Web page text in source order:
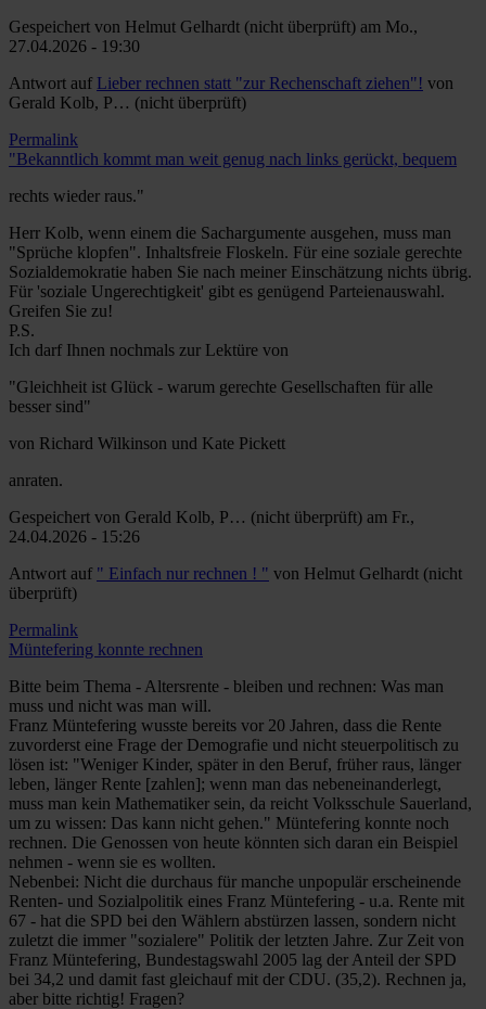
Gespeichert von Helmut Gelhardt (nicht überprüft) am Mo.,
27.04.2026 - 19:30
Antwort auf Lieber rechnen statt "zur Rechenschaft ziehen"! von
Gerald Kolb, P… (nicht überprüft)
Permalink
"Bekanntlich kommt man weit genug nach links gerückt, bequem
rechts wieder raus."
Herr Kolb, wenn einem die Sachargumente ausgehen, muss man
"Sprüche klopfen". Inhaltsfreie Floskeln. Für eine soziale gerechte
Sozialdemokratie haben Sie nach meiner Einschätzung nichts übrig.
Für 'soziale Ungerechtigkeit' gibt es genügend Parteienauswahl.
Greifen Sie zu!
P.S.
Ich darf Ihnen nochmals zur Lektüre von
"Gleichheit ist Glück - warum gerechte Gesellschaften für alle
besser sind"
von Richard Wilkinson und Kate Pickett
anraten.
Gespeichert von Gerald Kolb, P… (nicht überprüft) am Fr.,
24.04.2026 - 15:26
Antwort auf " Einfach nur rechnen ! " von Helmut Gelhardt (nicht
überprüft)
Permalink
Müntefering konnte rechnen
Bitte beim Thema - Altersrente - bleiben und rechnen: Was man
muss und nicht was man will.
Franz Müntefering wusste bereits vor 20 Jahren, dass die Rente
zuvorderst eine Frage der Demografie und nicht steuerpolitisch zu
lösen ist: "Weniger Kinder, später in den Beruf, früher raus, länger
leben, länger Rente [zahlen]; wenn man das nebeneinanderlegt,
muss man kein Mathematiker sein, da reicht Volksschule Sauerland,
um zu wissen: Das kann nicht gehen." Müntefering konnte noch
rechnen. Die Genossen von heute könnten sich daran ein Beispiel
nehmen - wenn sie es wollten.
Nebenbei: Nicht die durchaus für manche unpopulär erscheinende
Renten- und Sozialpolitik eines Franz Müntefering - u.a. Rente mit
67 - hat die SPD bei den Wählern abstürzen lassen, sondern nicht
zuletzt die immer "sozialere" Politik der letzten Jahre. Zur Zeit von
Franz Müntefering, Bundestagswahl 2005 lag der Anteil der SPD
bei 34,2 und damit fast gleichauf mit der CDU. (35,2). Rechnen ja,
aber bitte richtig! Fragen?